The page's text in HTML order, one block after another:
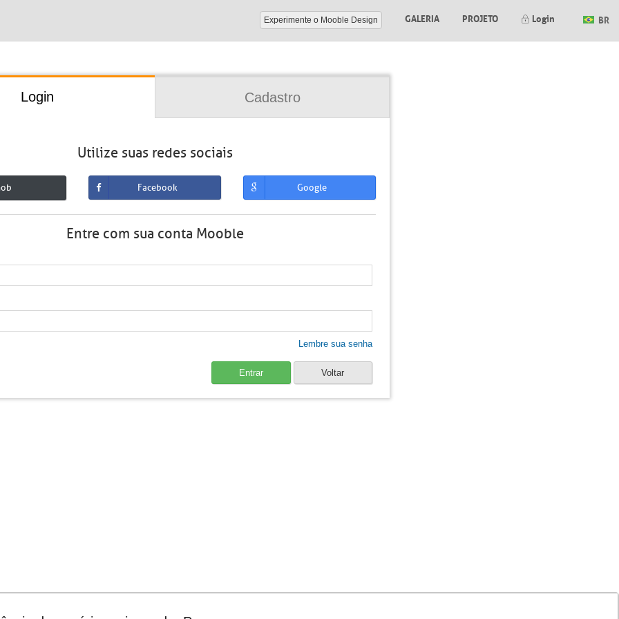
Experimente o Mooble Design GALERIA PROJETO Login BR
Login Cadastro
Utilize suas redes sociais
Facebook Google
Entre com sua conta Mooble
Lembre sua senha
Entrar Voltar